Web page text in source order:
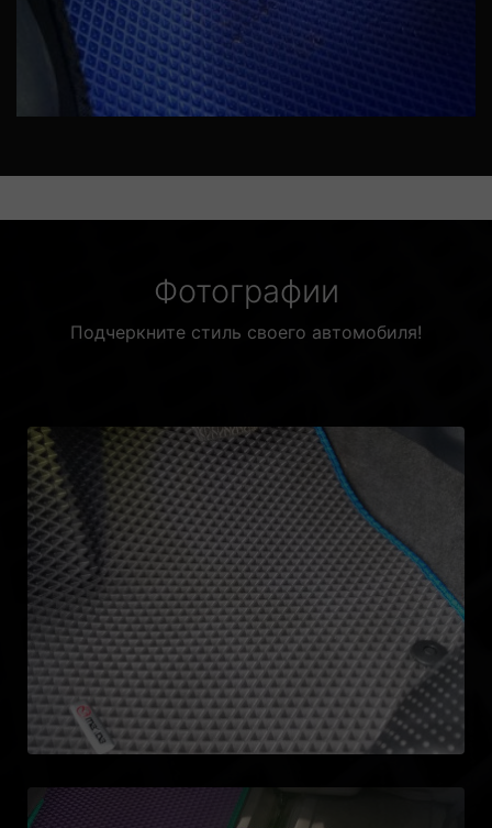
Фотографии
Подчеркните стиль своего автомобиля!